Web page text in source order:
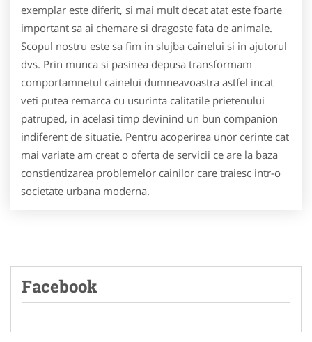
exemplar este diferit, si mai mult decat atat este foarte
important sa ai chemare si dragoste fata de animale.
Scopul nostru este sa fim in slujba cainelui si in ajutorul
dvs. Prin munca si pasinea depusa transformam
comportamnetul cainelui dumneavoastra astfel incat
veti putea remarca cu usurinta calitatile prietenului
patruped, in acelasi timp devinind un bun companion
indiferent de situatie. Pentru acoperirea unor cerinte cat
mai variate am creat o oferta de servicii ce are la baza
constientizarea problemelor cainilor care traiesc intr-o
societate urbana moderna.
Facebook